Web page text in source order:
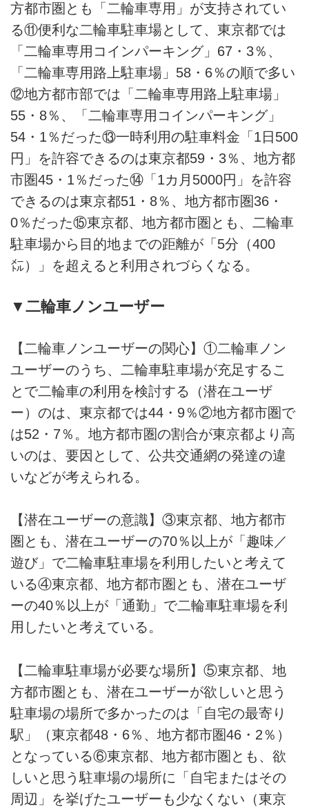
方都市圏とも「二輪車専用」が支持されてい
る⑪便利な二輪車駐車場として、東京都では
「二輪車専用コインパーキング」67・3％、
「二輪車専用路上駐車場」58・6％の順で多い
⑫地方都市部では「二輪車専用路上駐車場」
55・8％、「二輪車専用コインパーキング」
54・1％だった⑬一時利用の駐車料金「1日500
円」を許容できるのは東京都59・3％、地方都
市圏45・1％だった⑭「1カ月5000円」を許容
できるのは東京都51・8％、地方都市圏36・
0％だった⑮東京都、地方都市圏とも、二輪車
駐車場から目的地までの距離が「5分（400
㍍）」を超えると利用されづらくなる。
▼二輪車ノンユーザー
【二輪車ノンユーザーの関心】①二輪車ノン
ユーザーのうち、二輪車駐車場が充足するこ
とで二輪車の利用を検討する（潜在ユーザ
ー）のは、東京都では44・9％②地方都市圏で
は52・7％。地方都市圏の割合が東京都より高
いのは、要因として、公共交通網の発達の違
いなどが考えられる。
【潜在ユーザーの意識】③東京都、地方都市
圏とも、潜在ユーザーの70％以上が「趣味／
遊び」で二輪車駐車場を利用したいと考えて
いる④東京都、地方都市圏とも、潜在ユーザ
ーの40％以上が「通勤」で二輪車駐車場を利
用したいと考えている。
【二輪車駐車場が必要な場所】⑤東京都、地
方都市圏とも、潜在ユーザーが欲しいと思う
駐車場の場所で多かったのは「自宅の最寄り
駅」（東京都48・6％、地方都市圏46・2％）
となっている⑥東京都、地方都市圏とも、欲
しいと思う駐車場の場所に「自宅またはその
周辺」を挙げたユーザーも少なくない（東京